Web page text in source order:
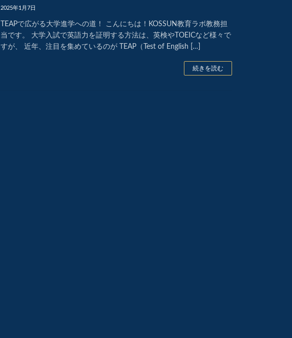
2025年1月7日
TEAPで広がる大学進学への道！ こんにちは！KOSSUN教育ラボ教務担
当です。 大学入試で英語力を証明する方法は、英検やTOEICなど様々で
すが、 近年、注目を集めているのが TEAP（Test of English […]
続きを読む